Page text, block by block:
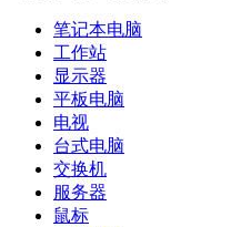
笔记本电脑
工作站
显示器
平板电脑
电视
台式电脑
交换机
服务器
鼠标